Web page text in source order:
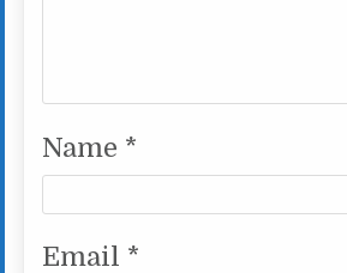
Name *
Email *